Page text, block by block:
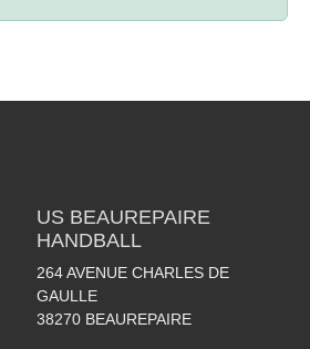
US BEAUREPAIRE
HANDBALL
264 AVENUE CHARLES DE
GAULLE
38270 BEAUREPAIRE